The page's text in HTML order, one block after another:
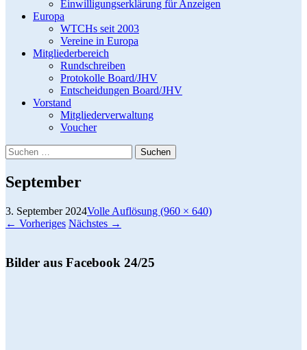
Einwilligungserklärung für Anzeigen
Europa
WTCHs seit 2003
Vereine in Europa
Mitgliederbereich
Rundschreiben
Protokolle Board/JHV
Entscheidungen Board/JHV
Vorstand
Mitgliederverwaltung
Voucher
Suchen
nach:
September
3. September 2024Volle Auflösung (960 × 640)
← Vorheriges Nächstes →
Bilder aus Facebook 24/25